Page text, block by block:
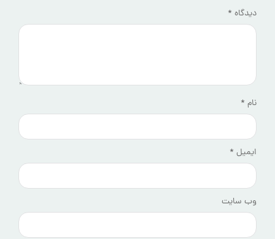
دیدگاه*
نام*
ایمیل*
وب‌ سایت